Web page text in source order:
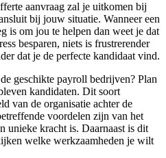
aanvraag zal je uitkomen bij
bij jouw situatie. Wanneer een
is om jou te helpen dan weet je dat
besparen, niets is frustrerender
dat je de perfecte kandidaat vind.
geschikte payroll bedrijven? Plan
kandidaten. Dit soort
van de organisatie achter de
voordelen zijn van het
kracht is. Daarnaast is dit
welke werkzaamheden je wilt